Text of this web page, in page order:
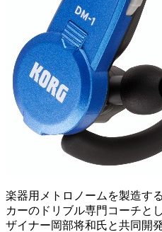
楽器用メトロノームを製造す
カーのドリブル専門コーチと
ザイナー岡部将和氏と共同開